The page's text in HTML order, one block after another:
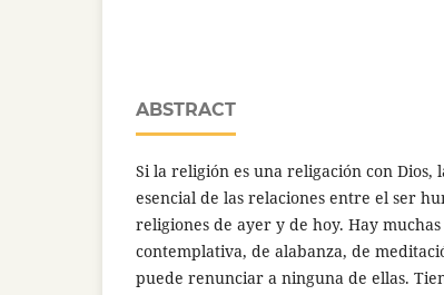
ABSTRACT
Si la religión es una religación con
esencial de las relaciones entre el ser
religiones de ayer y de hoy. Hay muchas
contemplativa, de alabanza, de
puede renunciar a ninguna de ellas.